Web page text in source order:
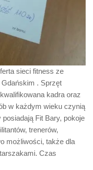
sieci fitness ze
. Sprzęt
kadra oraz
w każdym wieku czynią
Fit Bary, pokoje
trenerów,
możliwości, także dla
Czas